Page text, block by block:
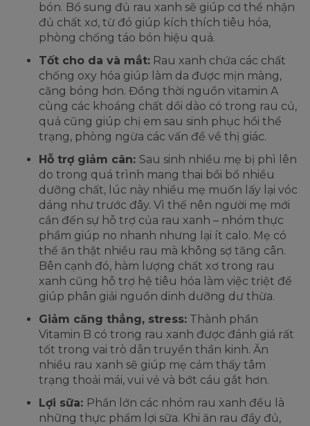
bón. Bổ sung đủ rau xanh sẽ giúp cơ thể nhận
đủ chất xơ, từ đó giúp kích thích tiêu hóa,
phòng chống táo bón hiệu quả.
Tốt cho da và mắt: Rau xanh chứa các chất
chống oxy hóa giúp làm da được mịn màng,
căng bóng hơn. Đồng thời nguồn vitamin A
cùng các khoáng chất dồi dào có trong rau củ,
quả cũng giúp chị em sau sinh phục hồi thể
trạng, phòng ngừa các vấn đề về thị giác.
Hỗ trợ giảm cân: Sau sinh nhiều mẹ bị phì lên
do trong quá trình mang thai bồi bổ nhiều
dưỡng chất, lúc này nhiều mẹ muốn lấy lại vóc
dáng như trước đây. Vì thế nên người mẹ mới
cần đến sự hỗ trợ của rau xanh – nhóm thực
phẩm giúp no nhanh nhưng lại ít calo. Mẹ có
thể ăn thật nhiều rau mà không sợ tăng cân.
Bên cạnh đó, hàm lượng chất xơ trong rau
xanh cũng hỗ trợ hệ tiêu hóa làm việc triệt để
giúp phân giải nguồn dinh dưỡng dư thừa.
Giảm căng thẳng, stress: Thành phần
Vitamin B có trong rau xanh được đánh giá rất
tốt trong vai trò dẫn truyền thần kinh. Ăn
nhiều rau xanh sẽ giúp mẹ cảm thấy tâm
trạng thoải mái, vui vẻ và bớt cáu gắt hơn.
Lợi sữa: Phần lớn các nhóm rau xanh đều là
những thực phẩm lợi sữa. Khi ăn rau đầy đủ,